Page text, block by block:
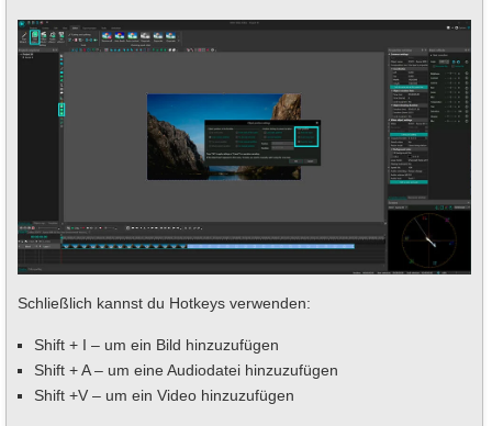
Schließlich kannst du Hotkeys verwenden:
Shift + I – um ein Bild hinzuzufügen
Shift + A – um eine Audiodatei hinzuzufügen
Shift +V – um ein Video hinzuzufügen